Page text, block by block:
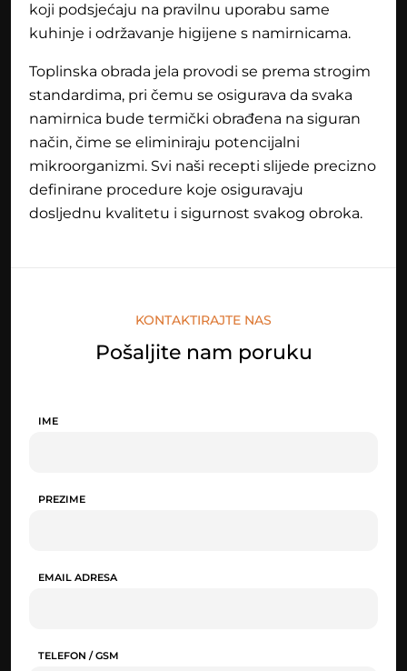
koji podsjećaju na pravilnu uporabu same
kuhinje i održavanje higijene s namirnicama.
Toplinska obrada jela provodi se prema strogim
standardima, pri čemu se osigurava da svaka
namirnica bude termički obrađena na siguran
način, čime se eliminiraju potencijalni
mikroorganizmi. Svi naši recepti slijede precizno
definirane procedure koje osiguravaju
dosljednu kvalitetu i sigurnost svakog obroka.
KONTAKTIRAJTE NAS
Pošaljite nam poruku
IME
PREZIME
EMAIL ADRESA
TELEFON / GSM